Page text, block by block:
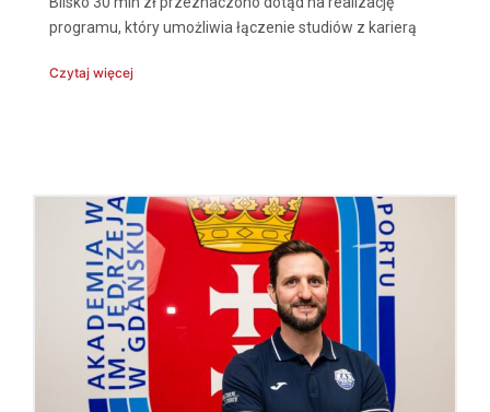
programu, który umożliwia łączenie studiów z karierą
Czytaj więcej